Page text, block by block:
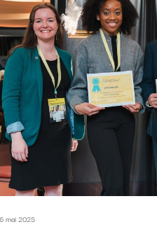
6 mai 2025